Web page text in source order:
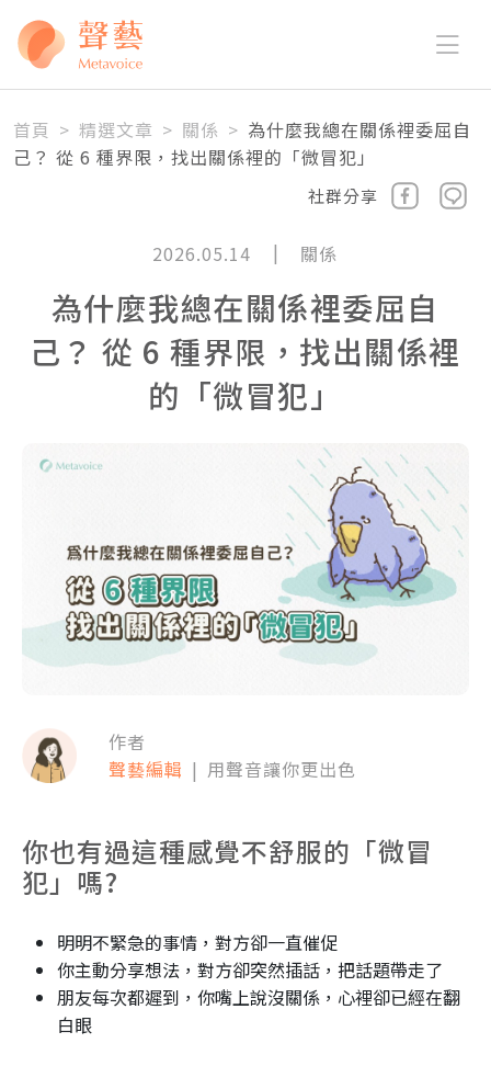
首頁 > 精選文章 > 關係 > 為什麼我總在關係裡委屈自
己？ 從 6 種界限，找出關係裡的「微冒犯」
社群分享
2026.05.14 | 關係
為什麼我總在關係裡委屈自
己？ 從 6 種界限，找出關係裡
的「微冒犯」
作者
聲藝編輯 | 用聲音讓你更出色
你也有過這種感覺不舒服的「微冒
犯」嗎?
明明不緊急的事情，對方卻一直催促
你主動分享想法，對方卻突然插話，把話題帶走了
朋友每次都遲到，你嘴上說沒關係，心裡卻已經在翻
白眼